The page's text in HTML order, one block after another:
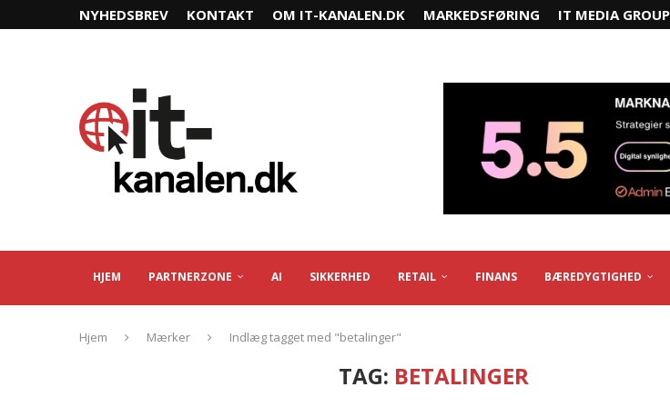
NYHEDSBREV KONTAKT OM IT-KANALEN.DK MARKEDSFØRING IT MEDIA GROUP
HJEM PARTNERZONE AI SIKKERHED RETAIL FINANS BÆREDYGTIGHED
Hjem Mærker Indlæg tagget med "betalinger"
TAG: BETALINGER